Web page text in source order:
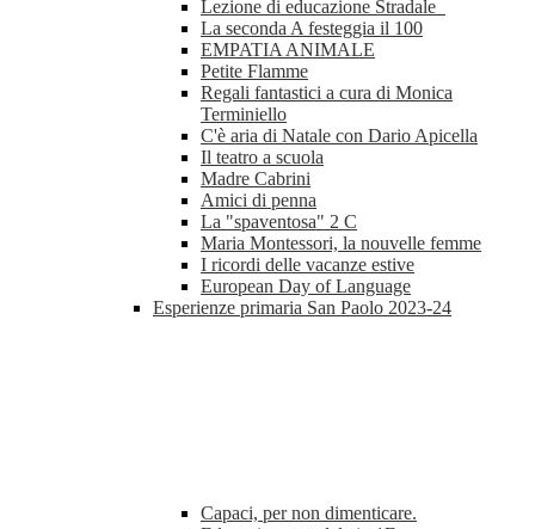
Lezione di educazione Stradale
La seconda A festeggia il 100
EMPATIA ANIMALE
Petite Flamme
Regali fantastici a cura di Monica
Terminiello
C'è aria di Natale con Dario Apicella
Il teatro a scuola
Madre Cabrini
Amici di penna
La "spaventosa" 2 C
Maria Montessori, la nouvelle femme
I ricordi delle vacanze estive
European Day of Language
Esperienze primaria San Paolo 2023-24
Capaci, per non dimenticare.